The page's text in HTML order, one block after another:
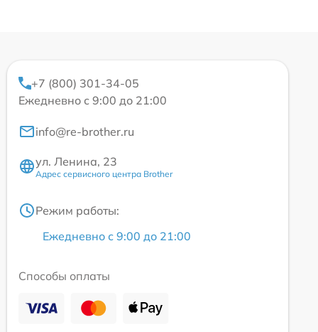
+7 (800) 301-34-05
Ежедневно с 9:00 до 21:00
info@re-brother.ru
ул. Ленина, 23
Адрес сервисного центра Brother
Режим работы:
Ежедневно с 9:00 до 21:00
Способы оплаты